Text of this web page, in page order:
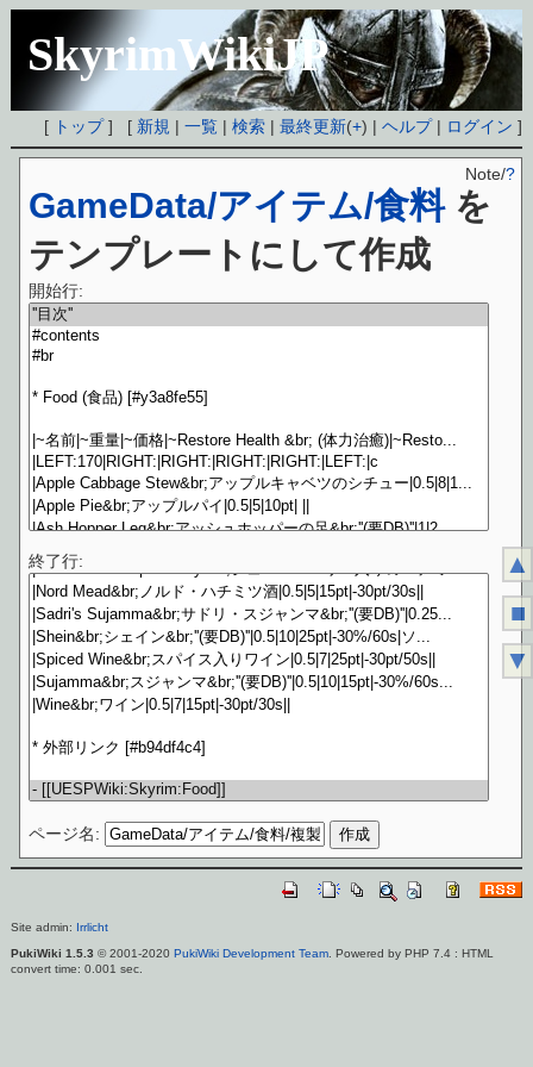
SkyrimWikiJP
[ トップ] [ 新規 |一覧 |検索 |最終更新(+) |ヘルプ| ログイン ]
GameData/アイテム/食料を
テンプレートにして作成
Note/?
開始行:
終了行:
ページ名:
Site admin: Irrlicht
PukiWiki 1.5.3 © 2001-2020 PukiWiki Development Team. Powered by PHP 7.4 : HTML
convert time: 0.001 sec.
▲
■
▼